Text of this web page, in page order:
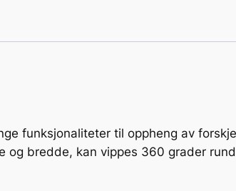
d
l
l
funksjonaliteter til oppheng av
bredde, kan vippes 360 grader